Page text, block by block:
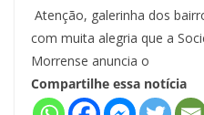
Atenção, galerinha dos
com muita alegria que a
Morrense anuncia o
Compartilhe essa notícia